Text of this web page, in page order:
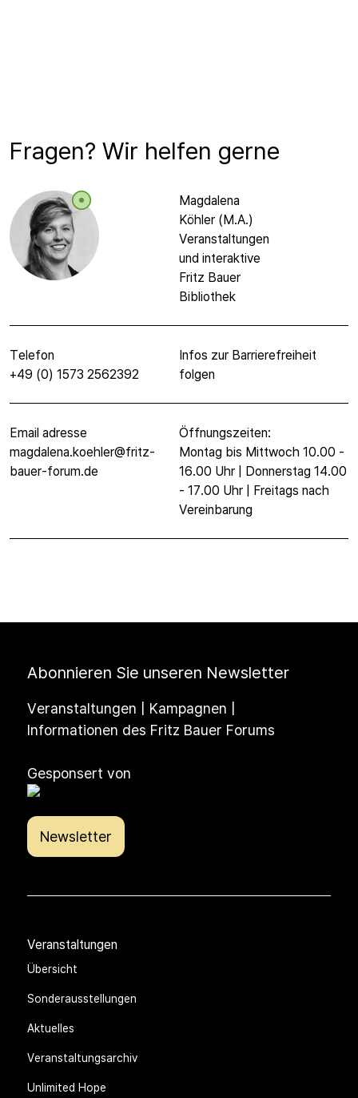
Fragen? Wir helfen gerne
Magdalena
Köhler (M.A.)
Veranstaltungen
und interaktive
Fritz Bauer
Bibliothek
Telefon
+49 (0) 1573 2562392
Infos zur Barrierefreiheit
folgen
Email adresse
magdalena.koehler@fritz-
bauer-forum.de
Öffnungszeiten:
Montag bis Mittwoch 10.00 -
16.00 Uhr | Donnerstag 14.00
- 17.00 Uhr | Freitags nach
Vereinbarung
Abonnieren Sie unseren Newsletter
Veranstaltungen | Kampagnen |
Informationen des Fritz Bauer Forums
Gesponsert von
Newsletter
Veranstaltungen
Übersicht
Sonderausstellungen
Aktuelles
Veranstaltungsarchiv
Unlimited Hope